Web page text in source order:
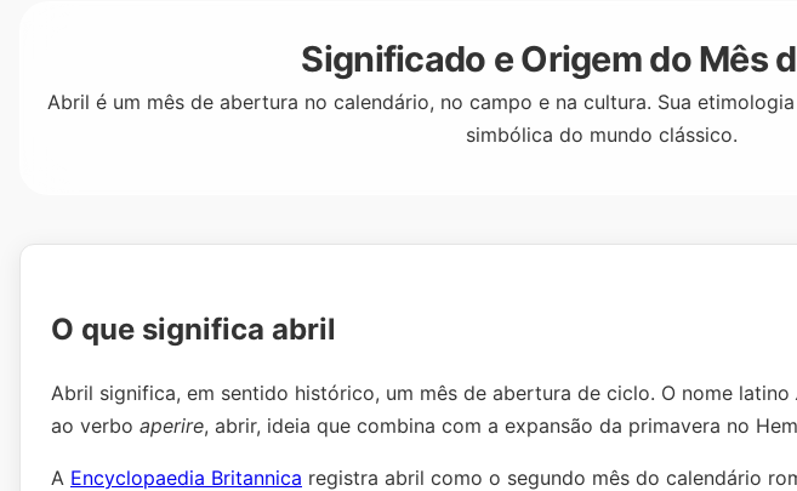
Significado e Origem do Mês
Abril é um mês de abertura no calendário, no campo e na cultura. Sua
simbólica do mundo clássico.
O que significa abril
Abril significa, em sentido histórico, um mês de abertura de ciclo. O nome latino
ao verbo aperire, abrir, ideia que combina com a expansão da primavera no
A Encyclopaedia Britannica registra abril como o segundo mês do calendário